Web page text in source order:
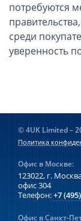
Канадские
Компании в
Оффшорные
Оффшоры на
Оффшоры в
Ликвидация
Открытие счёта
потребуются
среди
уверенность
© 4UK Limited –
Политика
Офис в Москве:
123022, г.
офис 304
Телефон:+7
Офис в Санкт-